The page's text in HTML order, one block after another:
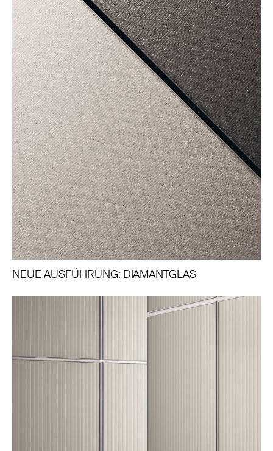
NEUE AUSFÜHRUNG: DIAMANTGLAS